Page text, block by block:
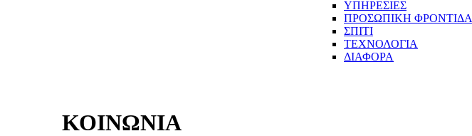
ΥΠΗΡΕΣΙΕΣ
ΠΡΟΣΩΠΙΚΗ ΦΡΟΝΤΙΔΑ
ΣΠΙΤΙ
ΤΕΧΝΟΛΟΓΙΑ
ΔΙΑΦΟΡΑ
ΚΟΙΝΩΝΙΑ